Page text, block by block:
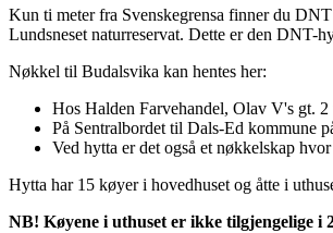
Kun ti meter fra Svenskegrensa finner du
Lundsneset naturreservat. Dette er den DNT-
Nøkkel til Budalsvika kan hentes her:
Hos Halden Farvehandel, Olav V's gt.
På Sentralbordet til Dals-Ed kommune
Ved hytta er det også et nøkkelskap
Hytta har 15 køyer i hovedhuset og åtte i
NB! Køyene i uthuset er ikke tilgjengelige i